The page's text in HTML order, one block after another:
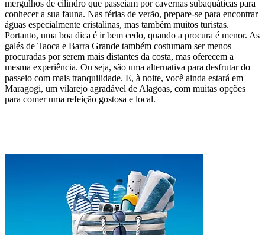
mergulhos de cilindro que passeiam por cavernas subaquáticas para
conhecer a sua fauna. Nas férias de verão, prepare-se para encontrar
águas especialmente cristalinas, mas também muitos turistas.
Portanto, uma boa dica é ir bem cedo, quando a procura é menor. As
galés de Taoca e Barra Grande também costumam ser menos
procuradas por serem mais distantes da costa, mas oferecem a
mesma experiência. Ou seja, são uma alternativa para desfrutar do
passeio com mais tranquilidade. E, à noite, você ainda estará em
Maragogi, um vilarejo agradável de Alagoas, com muitas opções
para comer uma refeição gostosa e local.